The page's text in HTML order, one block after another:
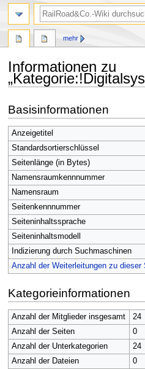
Informationen zu
Navigation
springen
Suche
springen
Basisinformationen
Anzeigetitel
Standardsortierschlüssel
Seitenlänge (in Bytes)
Namensraumkennnummer
Namensraum
Seitenkennnummer
Seiteninhaltssprache
Seiteninhaltsmodell
Indizierung durch Suchmaschinen
Anzahl der Weiterleitungen zu dieser
Kategorieinformationen
Anzahl der Mitglieder insgesamt
24
Anzahl der Seiten
0
Anzahl der Unterkategorien
24
Anzahl der Dateien
0
mehr
Suche